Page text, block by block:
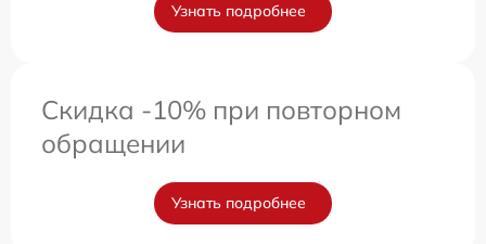
Узнать подробнее
Скидка -10% при повторном
обращении
Узнать подробнее